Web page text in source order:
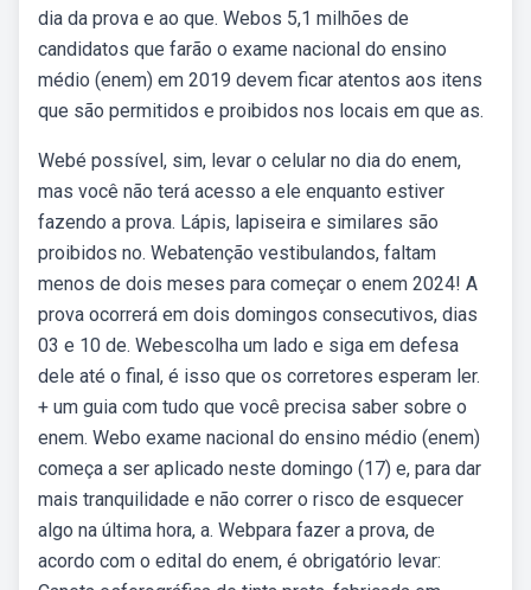
dia da prova e ao que. Webos 5,1 milhões de
candidatos que farão o exame nacional do ensino
médio (enem) em 2019 devem ficar atentos aos itens
que são permitidos e proibidos nos locais em que as.
Webé possível, sim, levar o celular no dia do enem,
mas você não terá acesso a ele enquanto estiver
fazendo a prova. Lápis, lapiseira e similares são
proibidos no. Webatenção vestibulandos, faltam
menos de dois meses para começar o enem 2024! A
prova ocorrerá em dois domingos consecutivos, dias
03 e 10 de. Webescolha um lado e siga em defesa
dele até o final, é isso que os corretores esperam ler.
+ um guia com tudo que você precisa saber sobre o
enem. Webo exame nacional do ensino médio (enem)
começa a ser aplicado neste domingo (17) e, para dar
mais tranquilidade e não correr o risco de esquecer
algo na última hora, a. Webpara fazer a prova, de
acordo com o edital do enem, é obrigatório levar: